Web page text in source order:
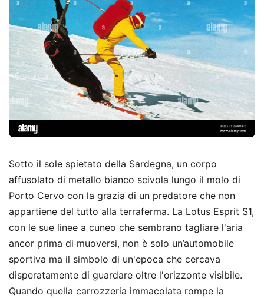
Sotto il sole spietato della Sardegna, un corpo
affusolato di metallo bianco scivola lungo il molo di
Porto Cervo con la grazia di un predatore che non
appartiene del tutto alla terraferma. La Lotus Esprit S1,
con le sue linee a cuneo che sembrano tagliare l'aria
ancor prima di muoversi, non è solo un’automobile
sportiva ma il simbolo di un'epoca che cercava
disperatamente di guardare oltre l'orizzonte visibile.
Quando quella carrozzeria immacolata rompe la